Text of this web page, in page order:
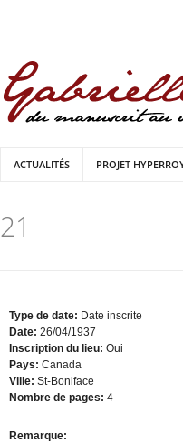
ACTUALITÉS PROJET
21
Type de date: Date inscrite
Date: 26/04/1937
Inscription du lieu: Oui
Pays: Canada
Ville: St-Boniface
Nombre de pages: 4
Remarque: